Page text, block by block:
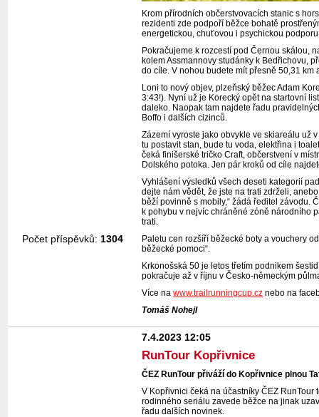
Krom přírodních občerstvovacích stanic s
rezidenti zde podpoří běžce bohatě
energetickou, chuťovou i psychickou
Pokračujeme k rozcestí pod Černou skálou,
kolem Assmannovy studánky k Bedřichovu,
do cíle. V nohou budete mít přesně 50,31
Loni to nový objev, plzeňský běžec Adam
3:43!). Nyní už je Korecký opět na startovní
daleko. Naopak tam najdete řadu
Boffo i dalších cizinců.
Zázemí vyroste jako obvykle ve skiareálu už
tu postavit stan, bude tu voda, elektřina i
čeká finišerské tričko Craft, občerstvení v
Dolského potoka. Jen pár kroků od cíle
Vyhlášení výsledků všech deseti kategorií
dejte nám vědět, že jste na trati zdrželi,
běží povinně s mobily,“ žádá ředitel závodu.
k pohybu v nejvíc chráněné zóně národního
trati.
Paletu cen rozšíří běžecké boty a vouchery
běžecké pomoci“.
Krkonošská 50 je letos třetím podnikem
pokračuje až v říjnu v Česko-německým
Více nawww.trailrunningcup.cz nebo na
Tomáš Nohejl
Počet příspěvků: 1304
7.4.2023 12:05
RunTour Kopřivnice
ČEZ RunTour přiváží do Kopřivnice plnou
V Kopřivnici čeká na účastníky ČEZ
rodinného seriálu zavede běžce na jinak
řadu dalších novinek.